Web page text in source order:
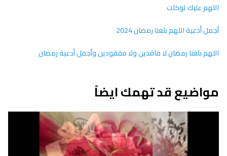
اللهم عليك توكلت
أجمل أدعية اللهم بلغنا رمضان 2024
اللهم بلغنا رمضان لا فاقدين ولا مفقودين وأجمل أدعية رمضان
مواضيع قد تهمك ايضاً